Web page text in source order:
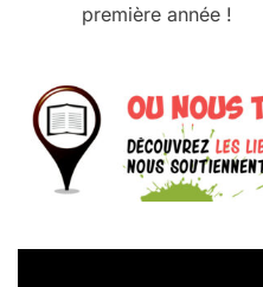
première année !